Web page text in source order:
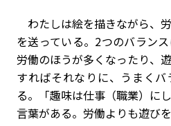
わたしは絵を描きながら、
を送っている。2つのバラン
労働のほうが多くなったり、
すればそれなりに、うまく
る。「趣味は仕事（職業）に
言葉がある。労働よりも遊び